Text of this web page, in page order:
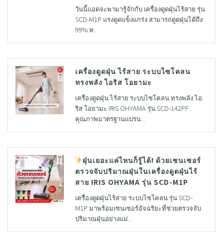
วันนี้แอดจะพามารู้จักกับ เครื่องดูดฝุ่นไร้สาย รุ่น
SCD-M1P แรงดูดแข็งแกร่ง สามารถดูดฝุ่นได้ถึง
99% ห...
เครื่องดูดฝุ่น ไร้สาย ระบบไซโคลน
ทรงพลัง ไอริส โอยามะ
เครื่องดูดฝุ่น ไร้สาย ระบบไซโคลน ทรงพลัง ไอ
ริส โอยามะ IRIS OHYAMA รุ่น SCD-142PF .
คุณภาพมาตรฐานแบรน...
ฝุ่นเยอะแค่ไหนก็รู้ได้! ด้วยเซนเซอร์
ตรวจจับปริมาณฝุ่นในเครื่องดูดฝุ่นไร้
สาย IRIS OHYAMA รุ่น SCD-M1P
เครื่องดูดฝุ่นไร้สาย ระบบไซโคลน รุ่น SCD-
M1P มาพร้อมเซนเซอร์อัจฉริยะที่ช่วยตรวจจับ
ปริมาณฝุ่นอย่างแม่...